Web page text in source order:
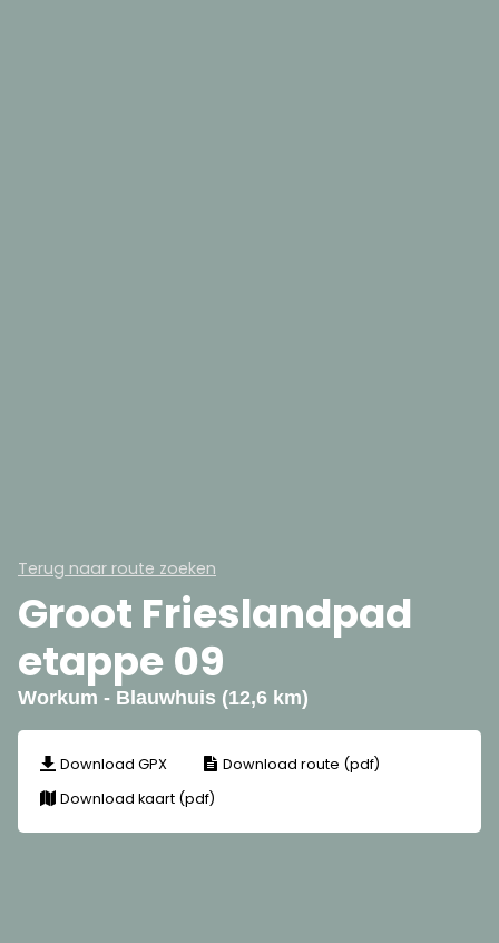
Terug naar route zoeken
Groot Frieslandpad
etappe 09
Workum - Blauwhuis (12,6 km)
Download GPX
Download route (pdf)
Download kaart (pdf)